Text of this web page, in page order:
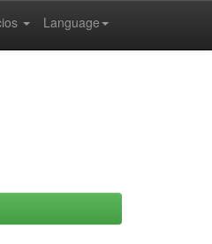
Language